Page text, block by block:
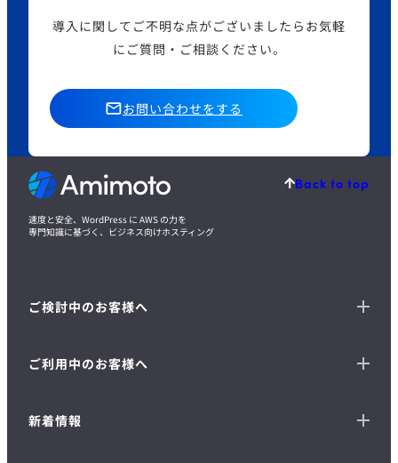
導入に関してご不明な点がございましたら お気軽
にご質問・ご相談ください。
お問い合わせをする
Back to top
速度と安全、WordPress に AWS の力を
専門知識に基づく、ビジネス向けホスティング
ご検討中のお客様へ
ご利用中のお客様へ
新着情報